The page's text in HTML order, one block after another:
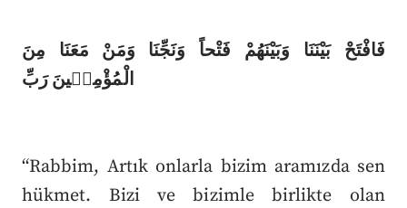
فَافْتَحْ بَيْنَنَا وَبَيْنَهُمْ فَتْحاً وَنَجِّنَا وَمَنْ مَعَنَا مِنَ
الْمُؤْمِن۪ينَ رَبِّ
“Rabbim, Artık onlarla bizim aramızda sen
hükmet. Bizi ve bizimle birlikte olan